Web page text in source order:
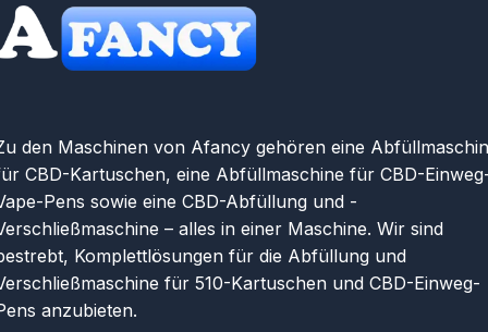
den Maschinen von Afancy gehören eine
CBD-Kartuschen, eine Abfüllmaschine für CBD-
Pens sowie eine CBD-Abfüllung und -
– alles in einer Maschine. Wir sind
Komplettlösungen für die Abfüllung und
für 510-Kartuschen und CBD-Einweg-
anzubieten.